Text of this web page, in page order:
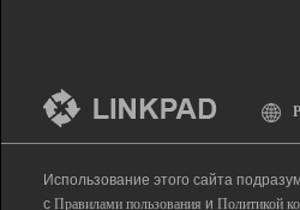
Использование этого сайта
с Правилами пользования и Политикой